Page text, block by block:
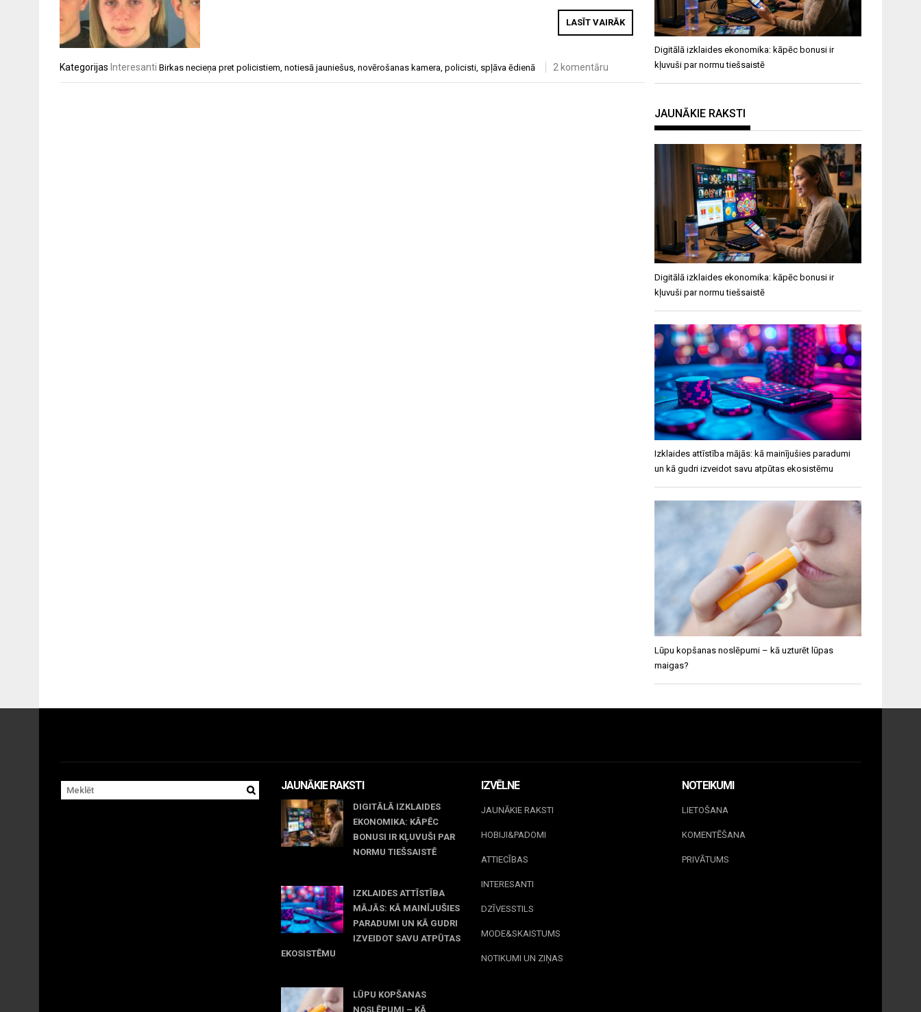
LASĪT VAIRĀK
Kategorijas Interesanti Birkas necieņa pret policistiem notiesā jauniešus novērošanas kamera policisti spļāva ēdienā 2 komentāru
Digitālā izklaides ekonomika: kāpēc bonusi ir
kļuvuši par normu tiešsaistē
JAUNĀKIE RAKSTI
Digitālā izklaides ekonomika: kāpēc bonusi ir
kļuvuši par normu tiešsaistē
Izklaides attīstība mājās: kā mainījušies paradumi
un kā gudri izveidot savu atpūtas ekosistēmu
Lūpu kopšanas noslēpumi – kā uzturēt lūpas
maigas?
JAUNĀKIE RAKSTI
DIGITĀLĀ IZKLAIDES
EKONOMIKA: KĀPĒC
BONUSI IR KĻUVUŠI PAR
NORMU TIEŠSAISTĒ
IZKLAIDES ATTĪSTĪBA
MĀJĀS: KĀ MAINĪJUŠIES
PARADUMI UN KĀ GUDRI
IZVEIDOT SAVU ATPŪTAS
EKOSISTĒMU
LŪPU KOPŠANAS
NOSLĒPUMI – KĀ
IZVĒLNE
JAUNĀKIE RAKSTI
HOBIJI&PADOMI
ATTIECĪBAS
INTERESANTI
DZĪVESSTILS
MODE&SKAISTUMS
NOTIKUMI UN ZIŅAS
NOTEIKUMI
LIETOŠANA
KOMENTĒŠANA
PRIVĀTUMS